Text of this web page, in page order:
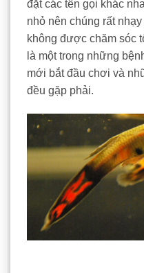
đặt các tên gọi khác
nhỏ nên chúng rất
không được chăm sóc
là một trong những
mới bắt đầu chơi và
đều gặp phải.